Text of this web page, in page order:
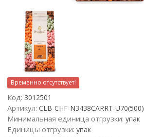
Временно отсутствует!
Код: 3012501
Артикул: CLB-CHF-N3438CARRT-U70(500)
Минимальная единица отгрузки: упак
Единицы отгрузки: упак